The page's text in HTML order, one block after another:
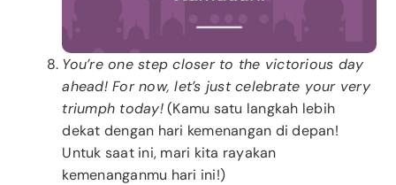
You’re one step closer to the victorious day
ahead! For now, let’s just celebrate your very
triumph today!(Kamu satu langkah lebih
dekat dengan hari kemenangan di depan!
Untuk saat ini, mari kita rayakan
kemenanganmu hari ini!)